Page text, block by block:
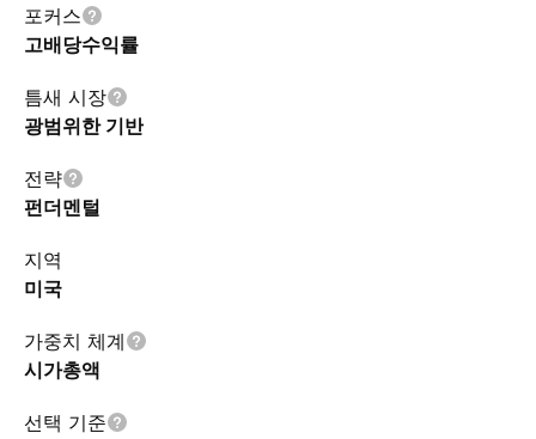
포커스
고배당수익률
틈새 시장
광범위한 기반
전략
펀더멘털
지역
미국
가중치 체계
시가총액
선택 기준